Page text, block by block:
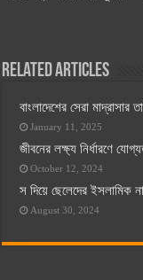
Related Articles
বাংলাদেশের সেরা
January 11, 2025
জীবনের লক্ষ্য নির্ধারণে
October 12, 2024
স দিয়ে ছেলেদের
August 30, 2024